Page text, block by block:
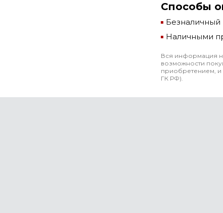
Способы
Безналичный
Наличными
Вся информация
возможности
приобретением, и
ГК РФ).